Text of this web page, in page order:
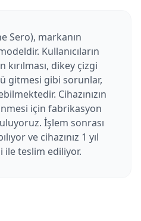
Sero), markanın
Kullanıcıların
kırılması, dikey çizgi
gitmesi gibi sorunlar,
Cihazınızın
için fabrikasyon
İşlem sonrası
ve cihazınız 1 yıl
ile teslim ediliyor.